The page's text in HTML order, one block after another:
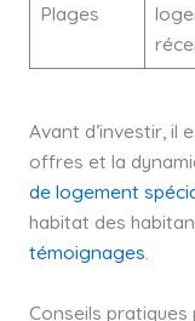
Plages
Avant d’investir, il
offres et la
de logement
habitat des
témoignages
Conseils